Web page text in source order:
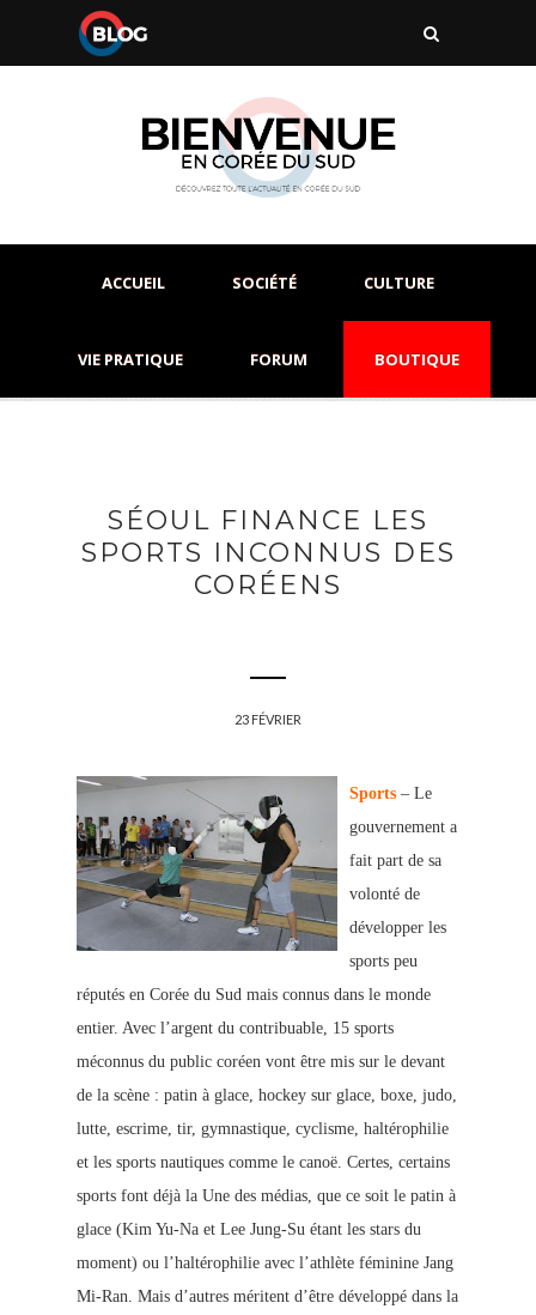
ACCUEIL SOCIÉTÉ CULTURE
VIE PRATIQUE FORUM BOUTIQUE
SÉOUL FINANCE LES
SPORTS INCONNUS DES
CORÉENS
23 FÉVRIER
Sports – Le
gouvernement a
fait part de sa
volonté de
développer les
sports peu
réputés en Corée du Sud mais connus dans le monde
entier. Avec l’argent du contribuable, 15 sports
méconnus du public coréen vont être mis sur le devant
de la scène : patin à glace, hockey sur glace, boxe, judo,
lutte, escrime, tir, gymnastique, cyclisme, haltérophilie
et les sports nautiques comme le canoë. Certes, certains
sports font déjà la Une des médias, que ce soit le patin à
glace (Kim Yu-Na et Lee Jung-Su étant les stars du
moment) ou l’haltérophilie avec l’athlète féminine Jang
Mi-Ran. Mais d’autres méritent d’être développé dans la